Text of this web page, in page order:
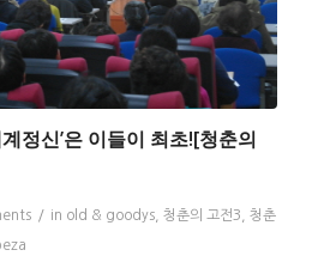
정신’은 이들이 최초![청춘의
/ in old & goodys, 청춘의 고전3 청춘